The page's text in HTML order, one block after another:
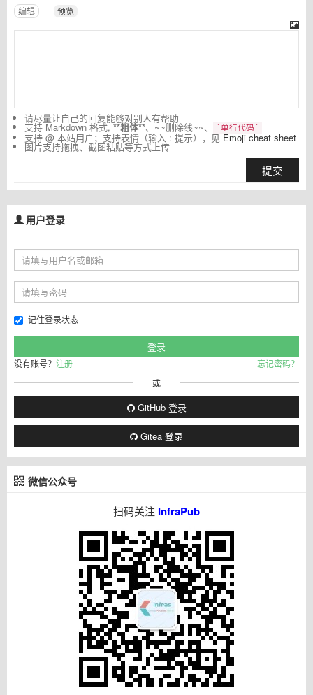
编辑 预览
请尽量让自己的回复能够对别人有帮助
支持 Markdown 格式,**粗体**、~~删除线~~、 `单行代码`
支持 @ 本站用户；支持表情（输入 : 提示），见 Emoji cheat sheet
图片支持拖拽、截图粘贴等方式上传
提交
用户登录
记住登录状态
没有账号？ 注册
忘记密码？
或
GitHub 登录
Gitea 登录
微信公众号
扫码关注 InfraPub